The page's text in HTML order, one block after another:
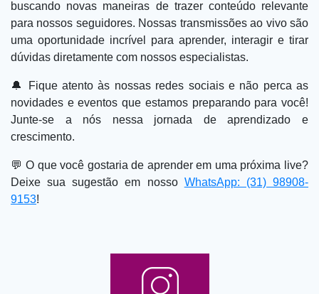
buscando novas maneiras de trazer conteúdo relevante
para nossos seguidores. Nossas transmissões ao vivo são
uma oportunidade incrível para aprender, interagir e tirar
dúvidas diretamente com nossos especialistas.
🔔 Fique atento às nossas redes sociais e não perca as
novidades e eventos que estamos preparando para você!
Junte-se a nós nessa jornada de aprendizado e
crescimento.
💬 O que você gostaria de aprender em uma próxima live?
Deixe sua sugestão em nosso WhatsApp: (31) 98908-
9153!